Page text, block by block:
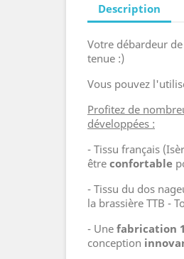
Description
Votre débardeur de
tenue :)
Vous pouvez
Profitez de
développées :
- Tissu français
être confortable
- Tissu du dos
la brassière TTB -
- Une fabrication
conception